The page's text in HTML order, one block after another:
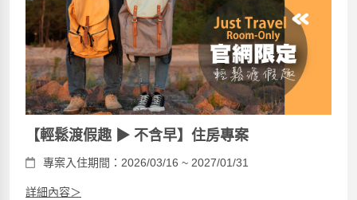
【輕鬆渡假趣 ▶ 不含早】住房專案
專案入住期間：2026/03/16 ~ 2027/01/31
詳細內容＞